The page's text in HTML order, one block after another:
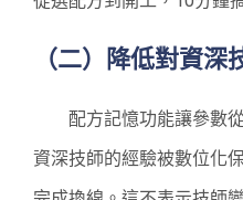
（二）降低對資深
配方記憶功能讓參數從
資深技師的經驗被數位化